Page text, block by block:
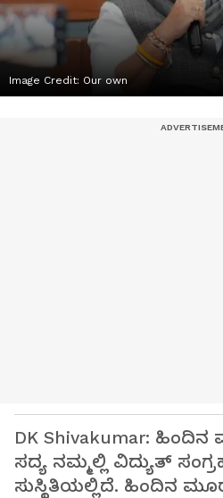
Image Credit: Our own
DK Shivakumar:
ಸದ್ಯ ನಮ್ಮಲ್ಲಿ ವಿದ್ಯುತ್‌
ಸುಸ್ಥಿತಿಯಲ್ಲಿದೆ. ಹಿಂದಿನ